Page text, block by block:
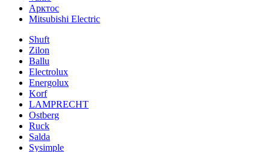
Арктос
Mitsubishi Electric
Shuft
Zilon
Ballu
Electrolux
Energolux
Korf
LAMPRECHT
Ostberg
Ruck
Salda
Sysimple